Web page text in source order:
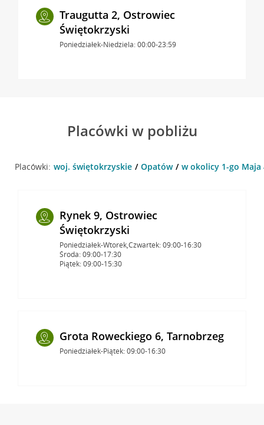
Traugutta 2, Ostrowiec
Świętokrzyski
Poniedziałek-Niedziela: 00:00-23:59
Placówki w pobliżu
Placówki: woj. świętokrzyskie Opatów w okolicy 1-go Maja
Rynek 9, Ostrowiec
Świętokrzyski
Poniedziałek-Wtorek,Czwartek: 09:00-16:30
Środa: 09:00-17:30
Piątek: 09:00-15:30
Grota Roweckiego 6, Tarnobrzeg
Poniedziałek-Piątek: 09:00-16:30